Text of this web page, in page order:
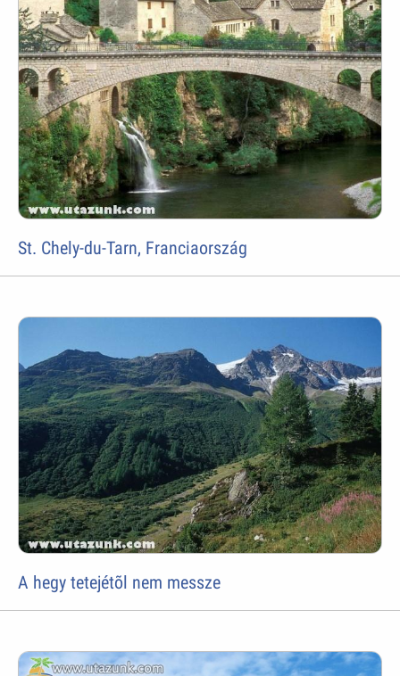
St. Chely-du-Tarn, Franciaország
A hegy tetejétõl nem messze